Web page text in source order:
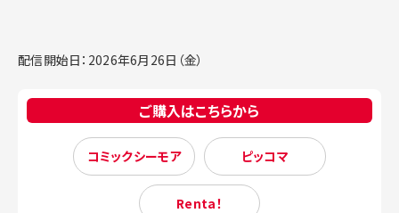
配信開始日：2026年6月26日（金）
ご購入はこちらから
コミックシーモア ピッコマ
Renta！